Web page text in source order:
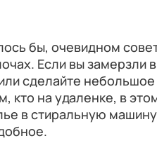
бы, очевидном
Если вы замерзли
сделайте
кто на удаленке, в
в стиральную